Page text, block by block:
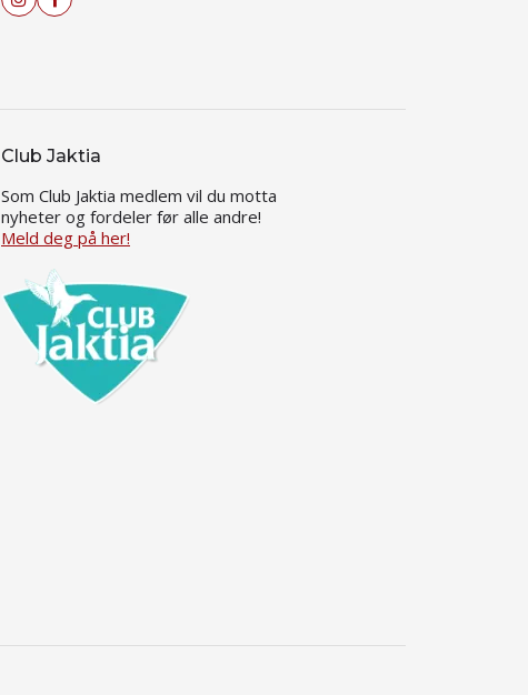
Club Jaktia
Som Club Jaktia medlem vil du motta
nyheter og fordeler før alle andre!
Meld deg på her!